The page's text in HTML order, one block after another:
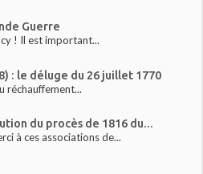
Guerre
! Il est important...
: le déluge du 26 juillet 1770
réchauffement...
du procès de 1816 du...
à ces associations de...